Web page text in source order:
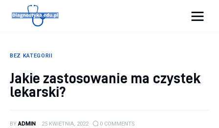
Diagnostyka.edu.pl
Profilaktyka
BEZ KATEGORII
Jakie zastosowanie ma czystek
lekarski?
BY ADMIN 25 KWIETNIA, 2022 0 COMMENTS